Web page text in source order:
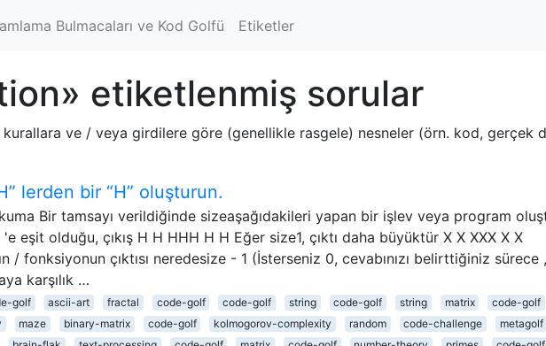
Bulmacaları ve Kod Golfü Etiketler
etiketlenmiş sorular
kurallara ve / veya girdilere göre (genellikle rasgele) nesneler (örn. kod, gerçek
lerden bir “H” oluşturun.
Bir tamsayı verildiğinde sizeaşağıdakileri yapan bir işlev veya program
'e eşit olduğu, çıkış H H HHH H H Eğer size1, çıktı daha büyüktür X X XXX X X
/ fonksiyonun çıktısı neredesize - 1 (İsterseniz 0, cevabınızı belirttiğiniz sürece ,
karşılık …
golf ascii-art fractal code-golf code-golf string code-golf string matrix
code-golf
maze binary-matrix code-golf kolmogorov-complexity random code-challenge
metagolf